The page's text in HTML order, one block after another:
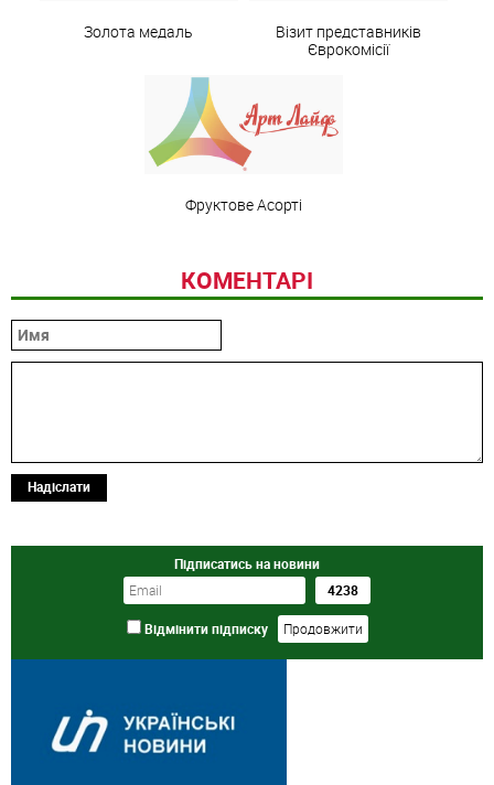
Золота медаль
Візит представників
Єврокомісії
Фруктове Асорті
КОМЕНТАРІ
Надіслати
Підписатись на новини
Відмінити підписку